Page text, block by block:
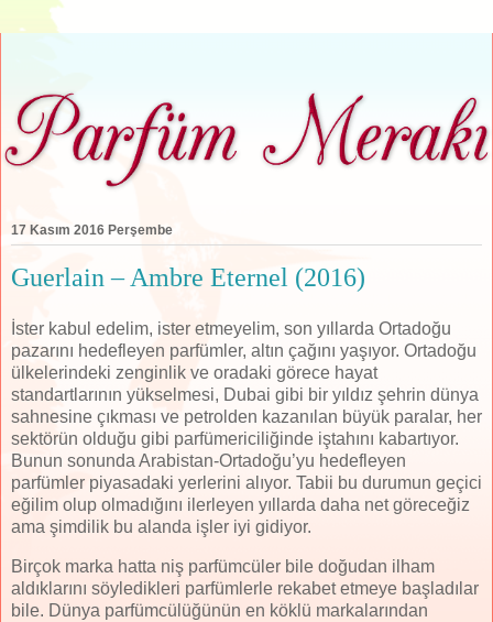
17 Kasım 2016 Perşembe
Guerlain – Ambre Eternel (2016)
İster kabul edelim, ister etmeyelim, son yıllarda Ortadoğu
pazarını hedefleyen parfümler, altın çağını yaşıyor. Ortadoğu
ülkelerindeki zenginlik ve oradaki görece hayat
standartlarının yükselmesi, Dubai gibi bir yıldız şehrin dünya
sahnesine çıkması ve petrolden kazanılan büyük paralar, her
sektörün olduğu gibi parfümericiliğinde iştahını kabartıyor.
Bunun sonunda Arabistan-Ortadoğu’yu hedefleyen
parfümler piyasadaki yerlerini alıyor. Tabii bu durumun geçici
eğilim olup olmadığını ilerleyen yıllarda daha net göreceğiz
ama şimdilik bu alanda işler iyi gidiyor.
Birçok marka hatta niş parfümcüler bile doğudan ilham
aldıklarını söyledikleri parfümlerle rekabet etmeye başladılar
bile. Dünya parfümcülüğünün en köklü markalarından